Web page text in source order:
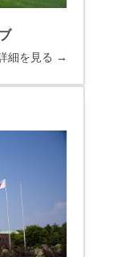
細を見る →